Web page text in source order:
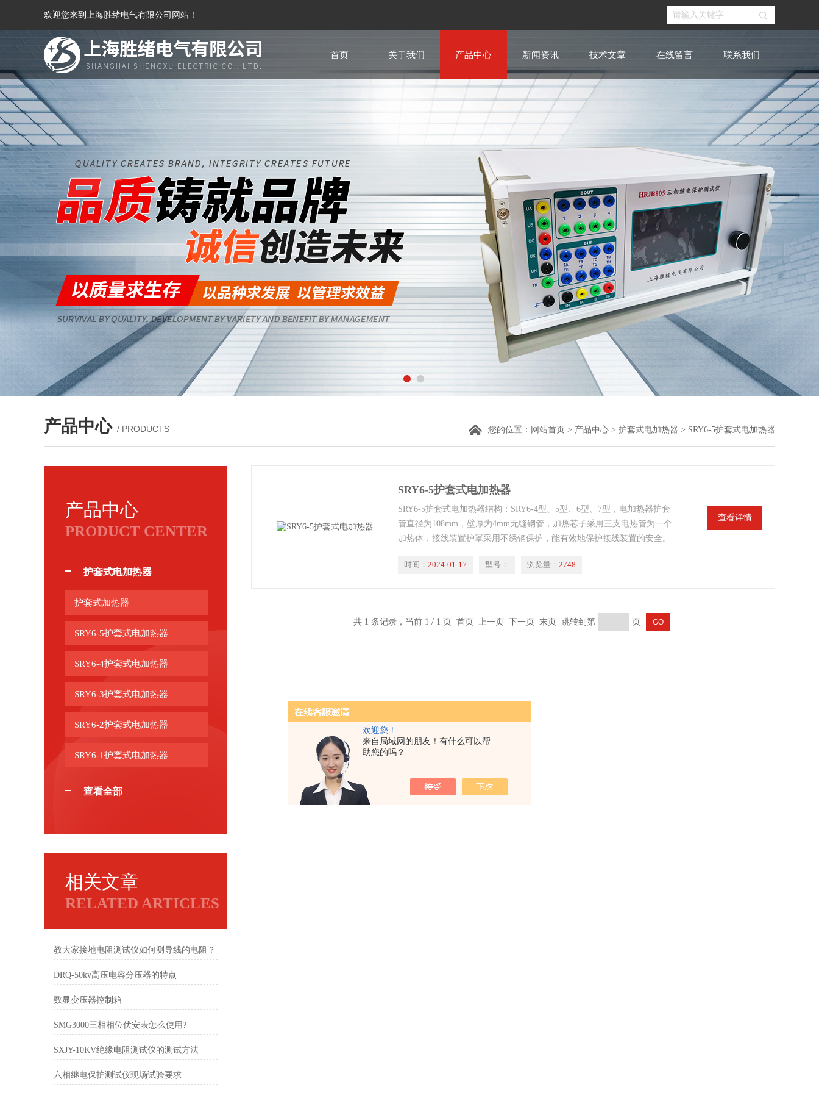
欢迎您！
来自局域网的朋友！有什么可以帮
助您的吗？
欢迎您来到上海胜绪电气有限公司网站！
首页 关于我们 产品中心 新闻资讯 技术文章 在线留言 联系我们
产品中心 / PRODUCTS 您的位置： 网站首页 > 产品中心 > 护套式电加热器 > SRY6-5护套式电加热器
产品中心
PRODUCT CENTER
护套式电加热器
护套式加热器
SRY6-5护套式电加热器
SRY6-4护套式电加热器
SRY6-3护套式电加热器
SRY6-2护套式电加热器
SRY6-1护套式电加热器
查看全部
相关文章
RELATED ARTICLES
教大家接地电阻测试仪如何测导线的电阻？
DRQ-50kv高压电容分压器的特点
数显变压器控制箱
SMG3000三相相位伏安表怎么使用?
SXJY-10KV绝缘电阻测试仪的测试方法
六相继电保护测试仪现场试验要求
SRY6-5护套式电加热器
SRY6-5护套式电加热器结构：SRY6-4型、5型、6型、7型，电加热器护套
管直径为108mm，壁厚为4mm无缝钢管，加热芯子采用三支电热管为一个
加热体，接线装置护罩采用不绣钢保护，能有效地保护接线装置的安全。
时间： 2024-01-17 型号： 浏览量： 2748
查看详情
共 1 条记录，当前 1 / 1 页 首页 上一页 下一页 末页 跳转到第 页